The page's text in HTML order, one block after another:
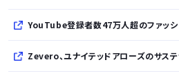
YouTube登録者数47万人超のファッションデザイナーMB氏とBOODYがコラボレ
Zevero、ユナイテッドアローズのサステナビリティ活動「SARROWS